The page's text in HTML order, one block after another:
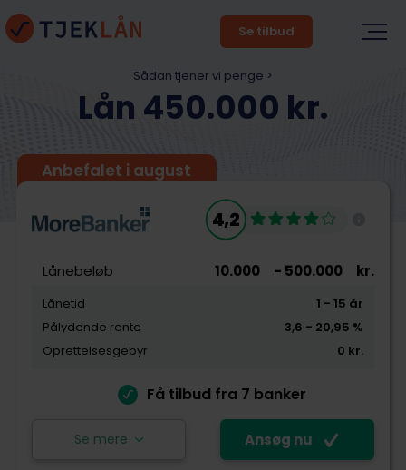
Se tilbud
Sådan tjener vi penge >
Lån 450.000 kr.
Anbefalet i august
4,2
Lånebeløb 10.000 - 500.000 kr.
Lånetid 1 - 15 år
Pålydende rente
3,6 - 20,95 %
Oprettelsesgebyr
0 kr.
Få tilbud fra 7 banker
Ansøg nu
Se mere